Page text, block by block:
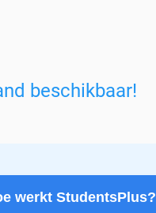
beschikbaar!
werkt StudentsPlus?